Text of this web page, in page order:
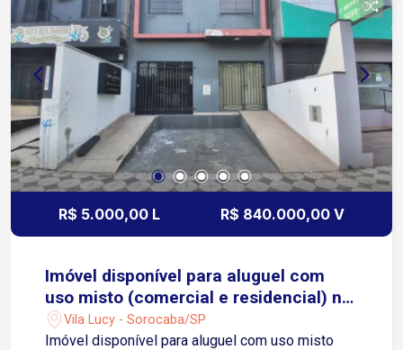
Afonso Vergueiro e Barão de Tatuí área comercial
consolidada com grande fluxo A 6 minutos da
Avenida Dom Aguirre e da Avenida São Paulo
garantindo ligação rápida com o Centro e demais
regiões
R$ 5.000,00 L R$ 840.000,00 V
Imóvel disponível para aluguel com
uso misto (comercial e residencial) no
bairro Vila Lucy
Vila Lucy - Sorocaba/SP
Imóvel disponível para aluguel com uso misto